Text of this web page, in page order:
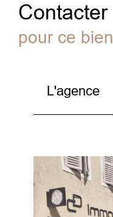
Contacter
pour ce bien
L'agence